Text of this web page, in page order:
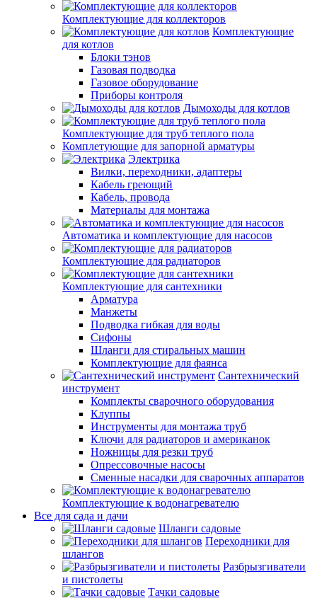
Комплектующие для коллекторов
Комплектующие
для котлов
Блоки тэнов
Газовая подводка
Газовое оборудование
Приборы контроля
Дымоходы для котлов
Комплектующие для труб теплого пола
Комплетующие для запорной арматуры
Электрика
Вилки, переходники, адаптеры
Кабель греющий
Кабель, провода
Материалы для монтажа
Автоматика и комплектующие для насосов
Комплектующие для радиаторов
Комплектующие для сантехники
Арматура
Манжеты
Подводка гибкая для воды
Сифоны
Шланги для стиральных машин
Комплектующие для фаянса
Сантехнический
инструмент
Комплекты сварочного оборудования
Клуппы
Инструменты для монтажа труб
Ключи для радиаторов и американок
Ножницы для резки труб
Опрессовочные насосы
Сменные насадки для сварочных аппаратов
Комплектующие к водонагревателю
Все для сада и дачи
Шланги садовые
Переходники для
шлангов
Разбрызгиватели
и пистолеты
Тачки садовые